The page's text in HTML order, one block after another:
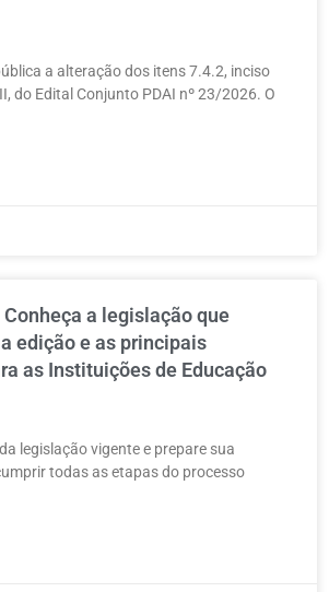
a alteração dos itens 7.4.2, inciso
do Edital Conjunto PDAI nº 23/2026. O
Conheça a legislação que
edição e as principais
as Instituições de Educação
legislação vigente e prepare sua
todas as etapas do processo